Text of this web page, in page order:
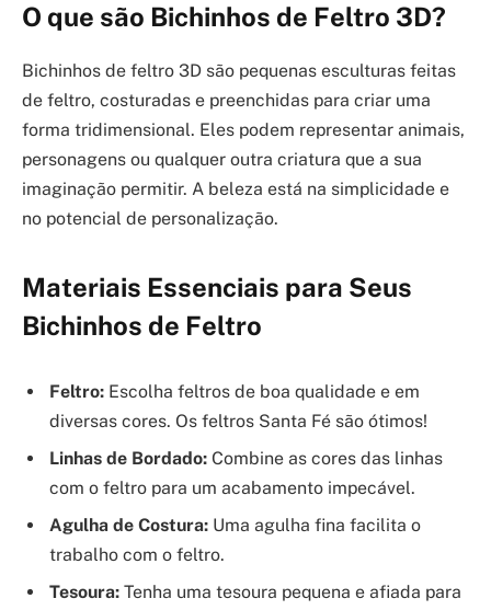
O que são Bichinhos de Feltro 3D?
Bichinhos de feltro 3D são pequenas esculturas feitas
de feltro, costuradas e preenchidas para criar uma
forma tridimensional. Eles podem representar animais,
personagens ou qualquer outra criatura que a sua
imaginação permitir. A beleza está na simplicidade e
no potencial de personalização.
Materiais Essenciais para Seus
Bichinhos de Feltro
Feltro: Escolha feltros de boa qualidade e em
diversas cores. Os feltros Santa Fé são ótimos!
Linhas de Bordado: Combine as cores das linhas
com o feltro para um acabamento impecável.
Agulha de Costura: Uma agulha fina facilita o
trabalho com o feltro.
Tesoura: Tenha uma tesoura pequena e afiada para